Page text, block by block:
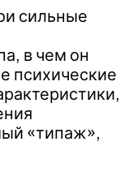
сильные
в чем он
психические
«типаж»,